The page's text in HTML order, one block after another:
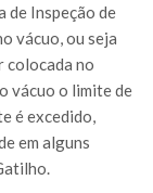
de Inspeção de
vácuo, ou seja
colocada no
vácuo o limite de
é excedido,
em alguns